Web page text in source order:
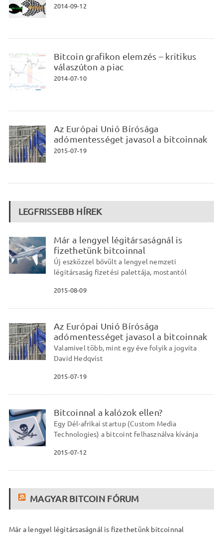
2014-09-12
Bitcoin grafikon elemzés – kritikus
válaszúton a piac
2014-07-10
Az Európai Unió Bírósága
adómentességet javasol a bitcoinnak
2015-07-19
LEGFRISSEBB HÍREK
Már a lengyel légitársaságnál is
fizethetünk bitcoinnal
Új eszközzel bővült a lengyel nemzeti
légitársaság fizetési palettája, mostantól
2015-08-09
Az Európai Unió Bírósága
adómentességet javasol a bitcoinnak
Valamivel több, mint egy éve folyik a jogvita
David Hedqvist
2015-07-19
Bitcoinnal a kalózok ellen?
Egy Dél-afrikai startup (Custom Media
Technologies) a bitcoint felhasználva kívánja
2015-07-12
MAGYAR BITCOIN FÓRUM
Már a lengyel légitársaságnál is fizethetünk bitcoinnal